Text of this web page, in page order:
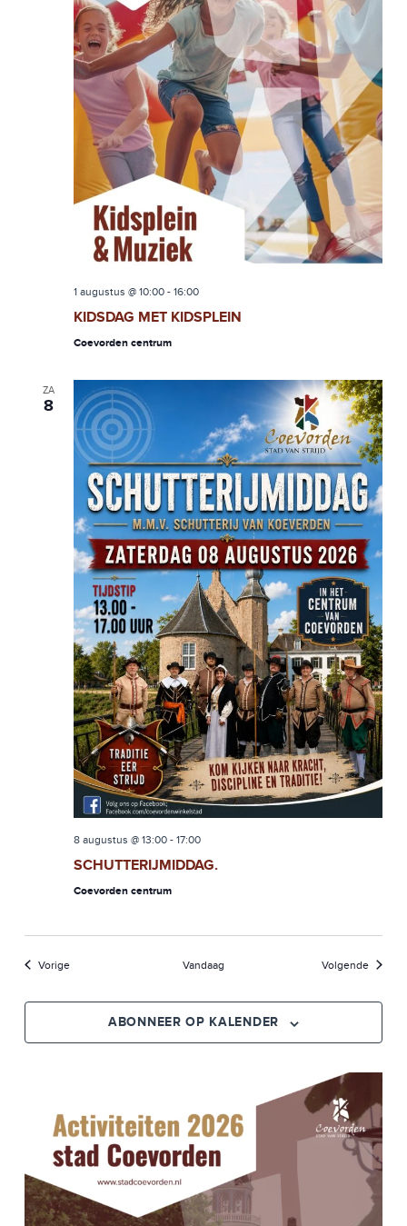
1 augustus @ 10:00- 16:00
KIDSDAG MET KIDSPLEIN
Coevorden centrum
ZA
8
8 augustus @ 13:00- 17:00
SCHUTTERIJMIDDAG.
Coevorden centrum
VorigeEvenementen Vandaag Volgende
ABONNEER OP KALENDER